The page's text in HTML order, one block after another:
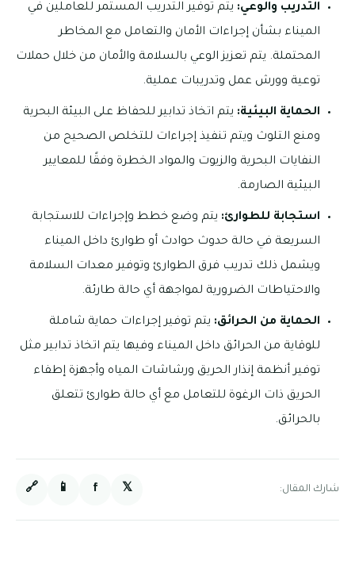
التدريب والوعي: يتم توفير التدريب المستمر للعاملين في
الميناء بشأن إجراءات الأمان والتعامل مع المخاطر
المحتملة. يتم تعزيز الوعي بالسلامة والأمان من خلال حملات
توعية وورش عمل وتدريبات عملية.
الحماية البيئية: يتم اتخاذ تدابير للحفاظ على البيئة البحرية
ومنع التلوث ويتم تنفيذ إجراءات للتخلص الصحيح من
النفايات البحرية والزيوت والمواد الخطرة وفقًا للمعايير
البيئية الصارمة.
استجابة للطوارئ: يتم وضع خطط وإجراءات للاستجابة
السريعة في حالة حدوث حوادث أو طوارئ داخل الميناء
ويشمل ذلك تدريب فرق الطوارئ وتوفير معدات السلامة
والاحتياطات الضرورية لمواجهة أي حالة طارئة.
الحماية من الحرائق: يتم توفير إجراءات حماية شاملة
للوقاية من الحرائق داخل الميناء وفيها يتم اتخاذ تدابير مثل
توفير أنظمة إنذار الحريق ورشاشات المياه وأجهزة إطفاء
الحريق ذات الرغوة للتعامل مع أي حالة طوارئ تتعلق
بالحرائق.
شارك المقال: 𝕏
f
📱
🔗